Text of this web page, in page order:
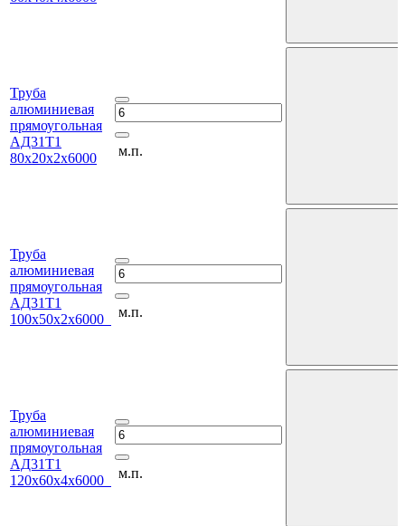
Труба
алюминиевая
прямоугольная
АД31Т1
80х20х2х6000
м.п.
Труба
алюминиевая
прямоугольная
АД31Т1
100х50х2х6000
м.п.
Труба
алюминиевая
прямоугольная
АД31Т1
120х60х4х6000
м.п.